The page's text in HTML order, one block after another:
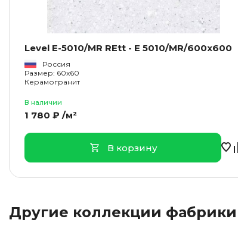
Level E-5010/MR REtt - E 5010/MR/600x600
Россия
Размер: 60x60
Керамогранит
В наличии
1 780 ₽ /м²
В корзину
Другие коллекции фабрики